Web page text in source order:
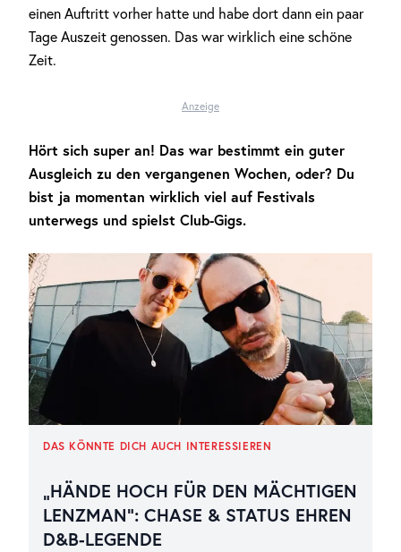
einen Auftritt vorher hatte und habe dort dann ein paar
Tage Auszeit genossen. Das war wirklich eine schöne
Zeit.
Anzeige
Hört sich super an! Das war bestimmt ein guter
Ausgleich zu den vergangenen Wochen, oder? Du
bist ja momentan wirklich viel auf Festivals
unterwegs und spielst Club-Gigs.
DAS KÖNNTE DICH AUCH INTERESSIEREN
„HÄNDE HOCH FÜR DEN MÄCHTIGEN
LENZMAN“: CHASE & STATUS EHREN
D&B-LEGENDE